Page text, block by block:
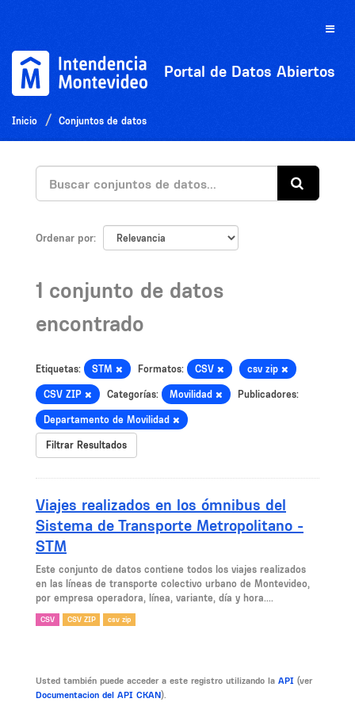
Toggle
Portal de Datos Abiertos
Inicio Conjuntos de datos
Ordenar por
1 conjunto de datos
encontrado
Etiquetas: STM Formatos: CSV csv zip
CSV ZIP Categorías: Movilidad Publicadores:
Departamento de Movilidad
Filtrar Resultados
Viajes realizados en los ómnibus del
Sistema de Transporte Metropolitano -
STM
Este conjunto de datos contiene todos los viajes realizados
en las líneas de transporte colectivo urbano de Montevideo,
por empresa operadora, línea, variante, día y hora....
CSV CSV ZIP csv zip
Usted también puede acceder a este registro utilizando la API (ver
Documentacion del API CKAN).